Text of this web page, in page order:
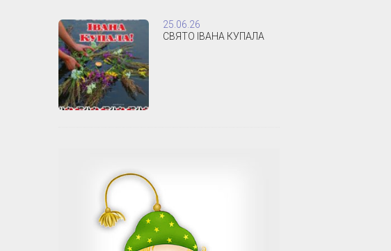
25.06.26
СВЯТО ІВАНА КУПАЛА